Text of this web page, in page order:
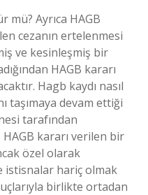
mü? Ayrıca HAGB
cezanın ertelenmesi
ve kesinleşmiş bir
HAGB kararı
Hagb kaydı nasıl
taşımaya devam ettiği
tarafından
kararı verilen bir
özel olarak
istisnalar hariç olmak
birlikte ortadan